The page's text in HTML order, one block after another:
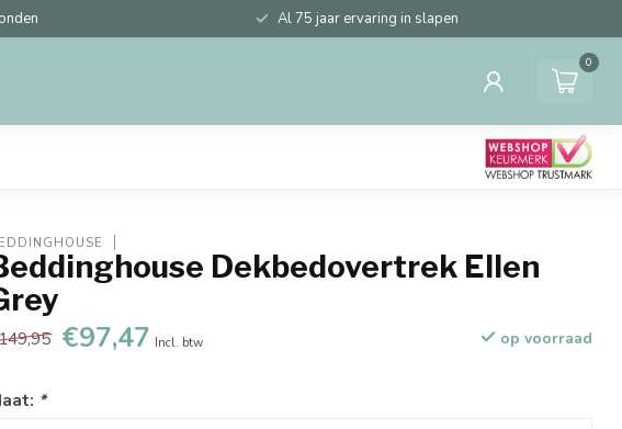
Al 75 jaar ervaring in slapen
0
Dekbedovertrek Ellen
€97,47 Incl. btw op voorraad
*